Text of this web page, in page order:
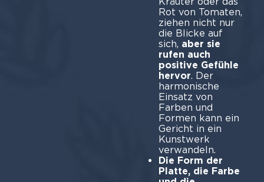
Rot von Tomaten,
ziehen nicht nur
die Blicke auf
sich, aber sie
rufen auch
positive Gefühle
hervor. Der
harmonische
Einsatz von
Farben und
Formen kann ein
Gericht in ein
Kunstwerk
verwandeln.
Die Form der
Platte, die Farbe